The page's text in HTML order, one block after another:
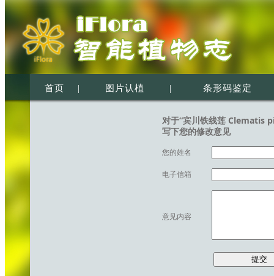
首页 | 图片认植 | 条形码鉴定
对于“宾川铁线莲 Clematis
写下您的修改意见
您的姓名
电子信箱
意见内容